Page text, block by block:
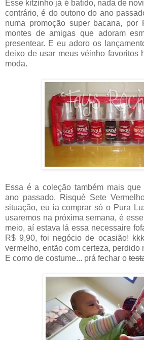
Esse kitzinho já é batido, nada de
contrário, é do outono do ano
numa promoção super bacana, por
montes de amigas que adoram
presentear. E eu adoro os
deixo de usar meus véinho favoritos
moda.
Essa é a coleção também mais
ano passado, Risquè Sete
situação, eu ia comprar só o Pura
usaremos na próxima semana, é
meio, aí estava lá essa necessaire
R$ 9,90, foi negócio de ocasião!
vermelho, então com certeza, perdido
E como de costume... prá fechar o